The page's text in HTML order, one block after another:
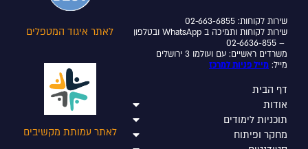
שירות לקוחות: 02-663-6855
שירות לקוחות ותמיכה ב WhatsApp ובטלפון
– 02-6636-855
משרדים ראשיים: עם ועולמו 3 ירושלים
מייל: מייל פניות למרכז
דף הבית
אודות
תוכניות לימודים
מחקר ופיתוח
לאתר איגוד המטפלים
לאתר עמותת מקשיבים